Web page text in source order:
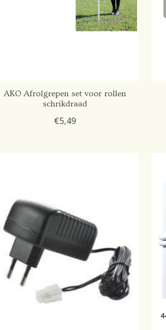
AKO Afrolgrepen set voor rollen
schrikdraad
€5,49